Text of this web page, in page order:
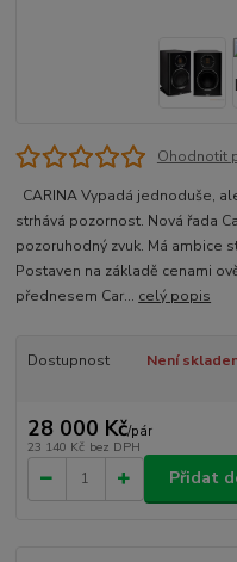
Ohodnotit
CARINA Vypadá jednoduše,
strhává pozornost. Nová řada
pozoruhodný zvuk. Má ambice
Postaven na základě cenami
přednesem Car... celý popis
Dostupnost Není
28 000 Kč/pár
23 140 Kč bez DPH
Přidat